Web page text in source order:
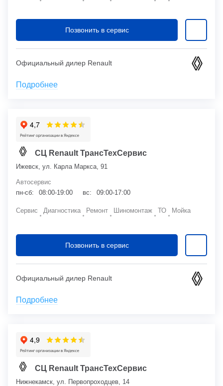
Позвонить в сервис
Официальный дилер Renault
Подробнее
СЦ Renault ТрансТехСервис
Ижевск, ул. Карла Маркса, 91
Автосервис
пн-сб:
08:00-19:00 вс: 09:00-17:00
Сервис Диагностика Ремонт Шиномонтаж ТО Мойка
Позвонить в сервис
Официальный дилер Renault
Подробнее
СЦ Renault ТрансТехСервис
Нижнекамск, ул. Первопроходцев, 14